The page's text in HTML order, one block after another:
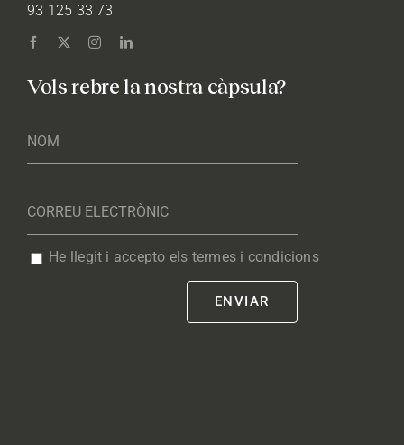
93 125 33 73
Vols rebre la nostra càpsula?
He llegit i accepto els termes i condicions